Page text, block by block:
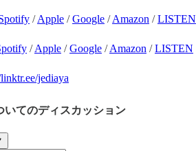
/Apple /Google /Amazon /LISTEN
/Apple /Google /Amazon /LISTEN
jediaya
いてのディスカッション